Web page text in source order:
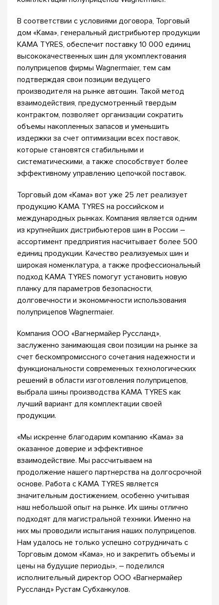
В соответствии с условиями договора, Торговый
дом «Кама», генеральный дистрибьютер продукции
КАМА TYRES, обеспечит поставку 10 000 единиц
высококачественных шин для укомплектования
полуприцепов фирмы Wagnermaier, тем сам
подтверждая свои позиции ведущего
производителя на рынке автошин. Такой метод
взаимодействия, предусмотренный твердым
контрактом, позволяет организации сократить
объемы накопленных запасов и уменьшить
издержки за счет оптимизации всех поставок,
которые становятся стабильными и
систематическими, а также способствует более
эффективному управлению цепочкой поставок.
Торговый дом «Кама» вот уже 25 лет реализует
продукцию КАМА TYRES на российском и
международных рынках. Компания является одним
из крупнейших дистрибьютеров шин в России –
ассортимент предприятия насчитывает более 500
единиц продукции. Качество реализуемых шин и
широкая номенклатура, а также профессиональный
подход KAMA TYRES помогут установить новую
планку для параметров безопасности,
долговечности и экономичности использования
полуприцепов Wagnermaier.
Компания ООО «Вагнермайер Руссланд»,
заслуженно занимающая свои позиции на рынке за
счет бескомпромиссного сочетания надежности и
функциональности современных технологических
решений в области изготовления полуприцепов,
выбрала шины производства КАМА TYRES как
лучший вариант для комплектации своей
продукции.
«Мы искренне благодарим компанию «Кама» за
оказанное доверие и эффективное
взаимодействие. Мы рассчитываем на
продолжение нашего партнерства на долгосрочной
основе. Работа с KAMA TYRES является
значительным достижением, особенно учитывая
наш небольшой опыт на рынке. Их шины отлично
подходят для магистральной техники. Именно на
них мы проводили испытания наших полуприцепов.
Нам удалось не только успешно сотрудничать с
Торговым домом «Кама», но и закрепить объемы и
цены на будущие периоды», – поделился
исполнительный директор ООО «Вагнермайер
Руссланд» Рустам Субханкулов.